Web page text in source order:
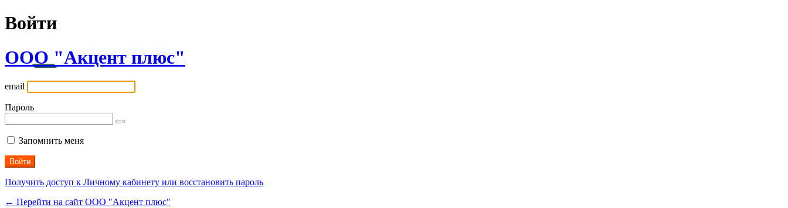
Войти
ООО "Акцент плюс"
email
Пароль
Запомнить меня
Получить доступ к Личному кабинету или восстановить пароль
← Перейти на сайт ООО "Акцент плюс"